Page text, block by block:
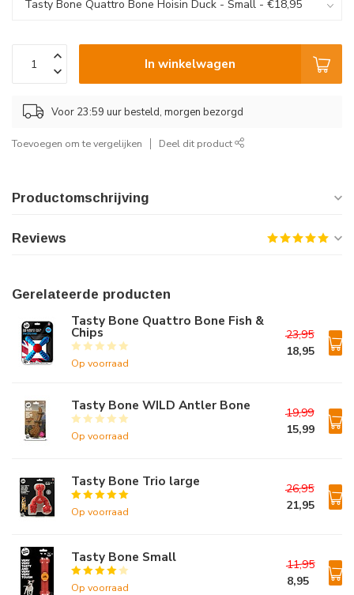
In winkelwagen
Voor 23:59 uur besteld, morgen bezorgd
Toevoegen om te vergelijken Deel dit product
Productomschrijving
Reviews
Gerelateerde producten
Tasty Bone Quattro Bone Fish &
Chips
Op voorraad
23,95
18,95
Tasty Bone WILD Antler Bone
Op voorraad
19,99
15,99
Tasty Bone Trio large
Op voorraad
26,95
21,95
Tasty Bone Small
Op voorraad
11,95
8,95